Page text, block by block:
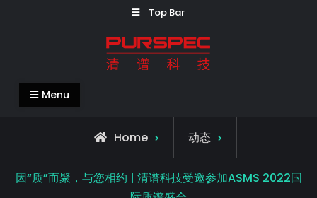
Top Bar
清谱科技中国官网-PURSPEC-让人类生
Menu
Home 动态
因“质”而聚，与您相约 | 清谱科技受邀参加ASMS 2022国